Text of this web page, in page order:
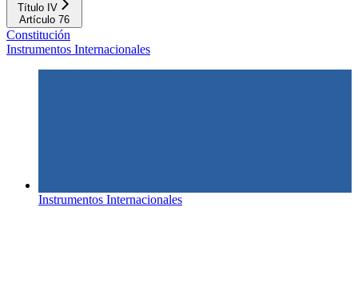
Título IV
Artículo 76
Constitución
Instrumentos Internacionales
Instrumentos Internacionales